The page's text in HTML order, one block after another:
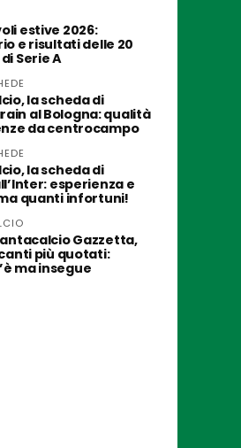
estive 2026:
e risultati delle 20
Serie A
la scheda di
al Bologna: qualità
da centrocampo
la scheda di
esperienza e
quanti infortuni!
Gazzetta,
più quotati:
ma insegue